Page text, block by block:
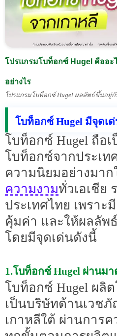
โปรแกรมโบท็อกซ์ Hugel คืออะ
อย่างไร
โปรแกรมโบท็อกซ์ Hugel ผลลัพธ์ขึ้นอยู่
โบท็อกซ์ Hugel มีจุดเ
โบท็อกซ์ Hugel ถือ
โบท็อกซ์จากประเท
ความนิยมอย่างมาก
ความงามทั่วเอเชีย
ประเทศไทย เพรา
คุ้มค่า และให้ผลลัพ
โดยมีจุดเด่นดังนี้
1.โบท็อกซ์ Hugel ผ่านม
โบท็อกซ์ Hugel ผลิต
เป็นบริษัทด้านเวช
เกาหลีใต้ ผ่านการ